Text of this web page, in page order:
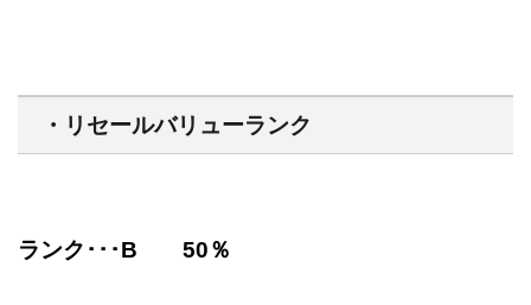
・リセールバリューランク
ランク･･･B 50％